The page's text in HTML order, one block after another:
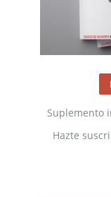
Suplemento
Hazte